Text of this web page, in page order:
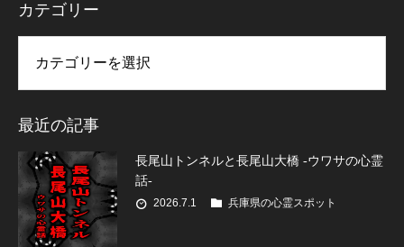
カテゴリー
最近の記事
長尾山トンネルと長尾山大橋 -ウワサの心霊
話-
2026.7.1 兵庫県の心霊スポット